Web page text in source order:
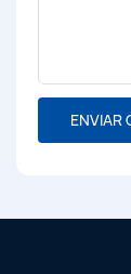
ENVIAR